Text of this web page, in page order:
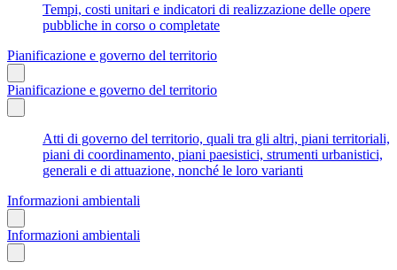
Tempi, costi unitari e indicatori di realizzazione delle opere
pubbliche in corso o completate
Pianificazione e governo del territorio
Pianificazione e governo del territorio
Atti di governo del territorio, quali tra gli altri, piani territoriali,
piani di coordinamento, piani paesistici, strumenti urbanistici,
generali e di attuazione, nonché le loro varianti
Informazioni ambientali
Informazioni ambientali